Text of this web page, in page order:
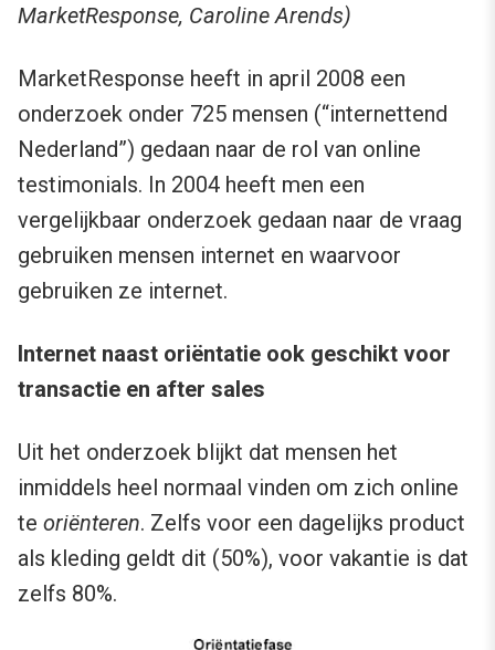
MarketResponse, Caroline Arends)
MarketResponse heeft in april 2008 een
onderzoek onder 725 mensen (“internettend
Nederland”) gedaan naar de rol van online
testimonials. In 2004 heeft men een
vergelijkbaar onderzoek gedaan naar de vraag
gebruiken mensen internet en waarvoor
gebruiken ze internet.
Internet naast oriëntatie ook geschikt voor
transactie en after sales
Uit het onderzoek blijkt dat mensen het
inmiddels heel normaal vinden om zich online
te oriënteren. Zelfs voor een dagelijks product
als kleding geldt dit (50%), voor vakantie is dat
zelfs 80%.